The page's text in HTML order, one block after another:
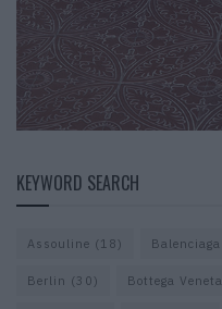
KEYWORD SEARCH
Assouline (18) Balenciaga
Berlin (30) Bottega Veneta